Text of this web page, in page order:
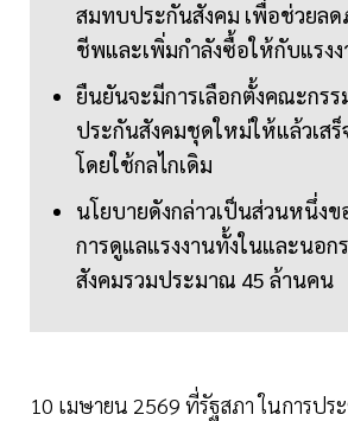
สมทบประกันสังคม เพื่อช่วยลด
ชีพและเพิ่มกำลังซื้อให้กับแรง
ยืนยันจะมีการเลือกตั้งคณะกรร
ประกันสังคมชุดใหม่ให้แล้วเส
โดยใช้กลไกเดิม
นโยบายดังกล่าวเป็นส่วนหนึ่งข
การดูแลแรงงานทั้งในและนอ
สังคมรวมประมาณ 45 ล้านคน
10 เมษายน 2569 ที่รัฐสภา ในการปร